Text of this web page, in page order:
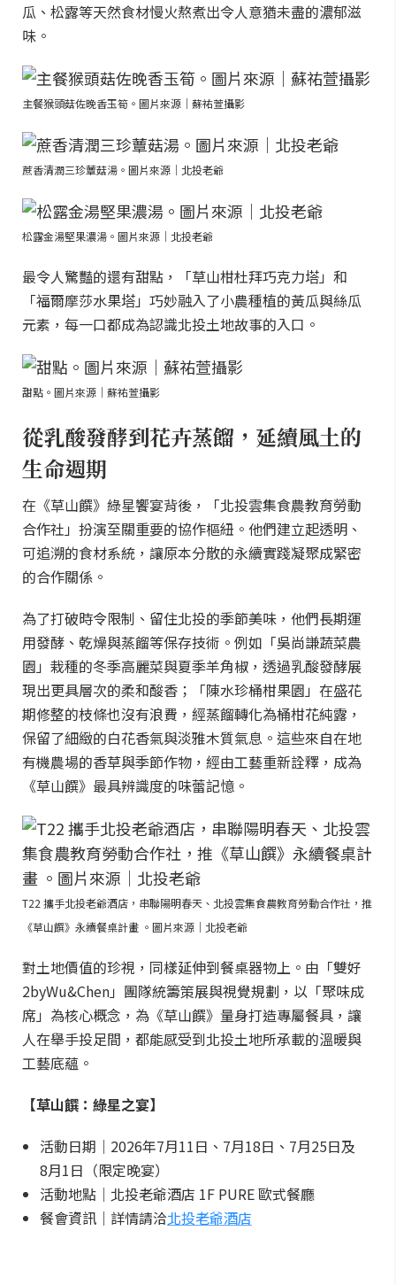
瓜、松露等天然食材慢火熬煮出令人意猶未盡的濃郁滋
味。
主餐猴頭菇佐晚香玉筍。圖片來源｜蘇祐萱攝影
蔗香清潤三珍蕈菇湯。圖片來源｜北投老爺
松露金湯堅果濃湯。圖片來源｜北投老爺
最令人驚豔的還有甜點，「草山柑杜拜巧克力塔」和
「福爾摩莎水果塔」巧妙融入了小農種植的黃瓜與絲瓜
元素，每一口都成為認識北投土地故事的入口。
甜點。圖片來源｜蘇祐萱攝影
從乳酸發酵到花卉蒸餾，延續風土的
生命週期
在《草山饌》綠星饗宴背後，「北投雲集食農教育勞動
合作社」扮演至關重要的協作樞紐。他們建立起透明、
可追溯的食材系統，讓原本分散的永續實踐凝聚成緊密
的合作關係。
為了打破時令限制、留住北投的季節美味，他們長期運
用發酵、乾燥與蒸餾等保存技術。例如「吳尚謙蔬菜農
園」栽種的冬季高麗菜與夏季羊角椒，透過乳酸發酵展
現出更具層次的柔和酸香；「陳水珍桶柑果園」在盛花
期修整的枝條也沒有浪費，經蒸餾轉化為桶柑花純露，
保留了細緻的白花香氣與淡雅木質氣息。這些來自在地
有機農場的香草與季節作物，經由工藝重新詮釋，成為
《草山饌》最具辨識度的味蕾記憶。
T22 攜手北投老爺酒店，串聯陽明春天、北投雲集食農教育勞動合作社，推
《草山饌》永續餐桌計畫 。圖片來源｜北投老爺
對土地價值的珍視，同樣延伸到餐桌器物上。由「雙好
2byWu&Chen」團隊統籌策展與視覺規劃，以「聚味成
席」為核心概念，為《草山饌》量身打造專屬餐具，讓
人在舉手投足間，都能感受到北投土地所承載的溫暖與
工藝底蘊。
【草山饌：綠星之宴】
活動日期｜2026年7月11日、7月18日、7月25日及
8月1日（限定晚宴）
活動地點｜北投老爺酒店 1F PURE 歐式餐廳
餐會資訊｜詳情請洽北投老爺酒店